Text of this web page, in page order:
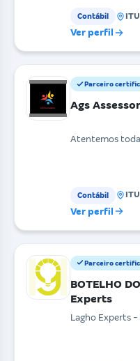
Contábil ITU
Ver perfil
Parceiro
Ags
Atentemos
Contábil
Ver perfil
Parceiro
BOTELHO
Experts
Lagho Experts -